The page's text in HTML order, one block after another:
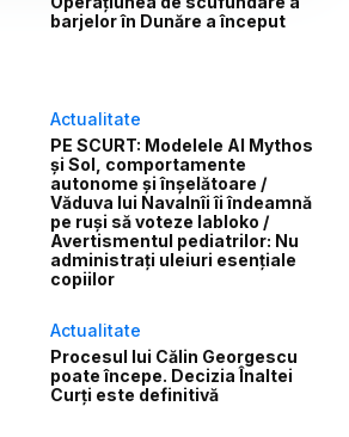
barjelor în Dunăre a început
Actualitate
PE SCURT: Modelele AI Mythos
și Sol, comportamente
autonome și înșelătoare /
Văduva lui Navalnîi îi îndeamnă
pe ruși să voteze Iabloko /
Avertismentul pediatrilor: Nu
administrați uleiuri esențiale
copiilor
Actualitate
Procesul lui Călin Georgescu
poate începe. Decizia Înaltei
Curți este definitivă